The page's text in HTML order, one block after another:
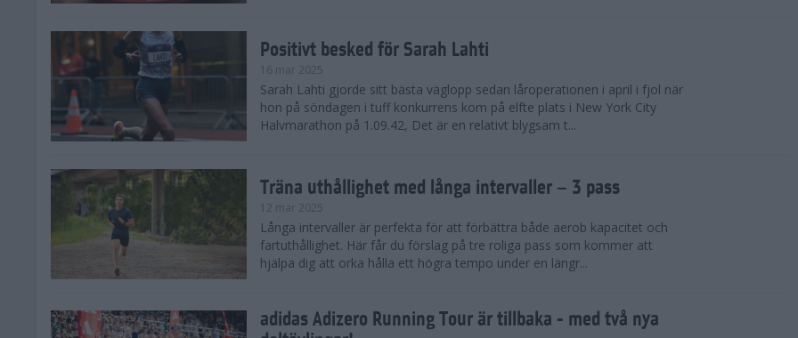
Positivt besked för Sarah Lahti
16 mar 2025
Sarah Lahti gjorde sitt bästa väglopp sedan låroperationen i april i fjol när
hon på söndagen i tuff konkurrens kom på elfte plats i New York City
Halvmarathon på 1.09.42, Det är en relativt blygsam t...
Träna uthållighet med långa intervaller – 3 pass
12 mar 2025
Långa intervaller är perfekta för att förbättra både aerob kapacitet och
fartuthållighet. Här får du förslag på tre roliga pass som kommer att
hjälpa dig att orka hålla ett högra tempo under en längr...
adidas Adizero Running Tour är tillbaka - med två nya